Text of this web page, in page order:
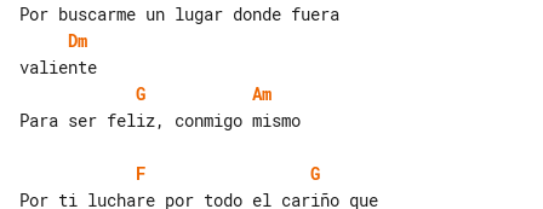
Dm
G
Am
Para ser feliz, conmigo mismo
F
G